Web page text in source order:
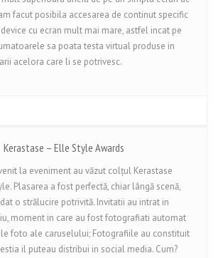
facut posibila accesarea de continut specific
cu ecran mult mai mare, astfel incat pe
sa poata testa virtual produse in
acelora care li se potrivesc.
Kerastase – Elle Style Awards
la eveniment au văzut colțul Kerastase
Plasarea a fost perfectă, chiar lângă scenă,
o strălucire potrivită. Invitatii au intrat in
moment in care au fost fotografiati automat
foto ale caruselului; Fotografiile au constituit
il puteau distribui in social media. Cum?